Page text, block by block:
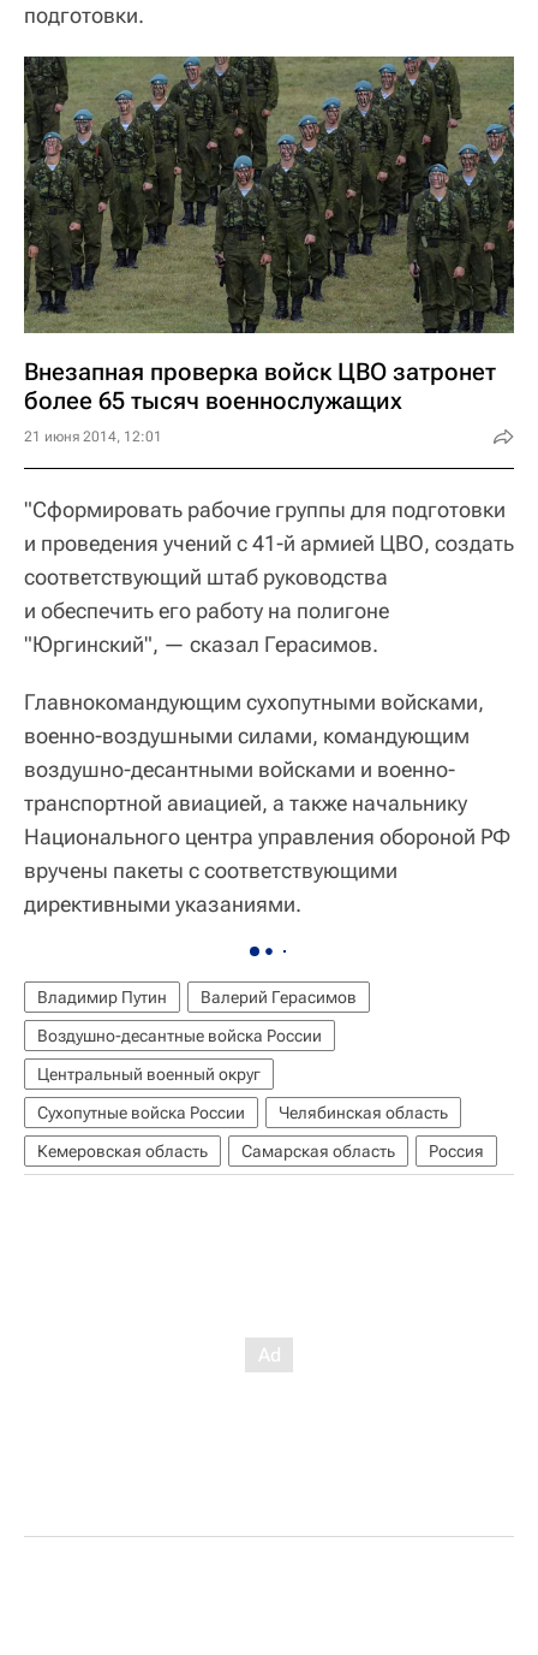
подготовки.
Внезапная проверка войск ЦВО затронет
более 65 тысяч военнослужащих
21 июня 2014, 12:01
"Сформировать рабочие группы для подготовки
и проведения учений с 41-й армией ЦВО, создать
соответствующий штаб руководства
и обеспечить его работу на полигоне
"Юргинский", — сказал Герасимов.
Главнокомандующим сухопутными войсками,
военно-воздушными силами, командующим
воздушно-десантными войсками и военно-
транспортной авиацией, а также начальнику
Национального центра управления обороной РФ
вручены пакеты с соответствующими
директивными указаниями.
Владимир Путин
Валерий Герасимов
Воздушно-десантные войска России
Центральный военный округ
Сухопутные войска России
Челябинская область
Кемеровская область
Самарская область Россия